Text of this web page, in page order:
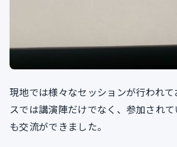
現地では様々なセッションが行われ
スでは講演陣だけでなく、参加され
も交流ができました。